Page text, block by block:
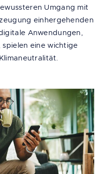
Umgang mit
einhergehenden
Anwendungen,
eine wichtige